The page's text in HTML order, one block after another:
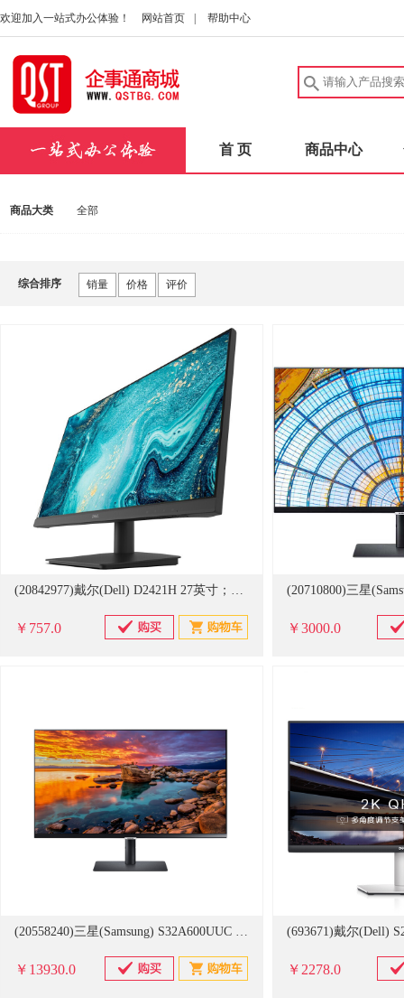
欢迎加入一站式办公体验！ 网站首页 帮助中心
首 页 商品中心
商品大类 全部
综合排序 销量 价格 评价
(20842977)戴尔(Dell) D2421H 27英寸；LED 显示器 黑色(单位：台)
￥757.0 ￥3000.0
(20558240)三星(Samsung) S32A600UUC S60UA 2K FreeSync HDR10 Type-c 90w 32英寸 可壁挂 旋转升降 电脑显示器(单位：台)
￥13930.0 ￥2278.0